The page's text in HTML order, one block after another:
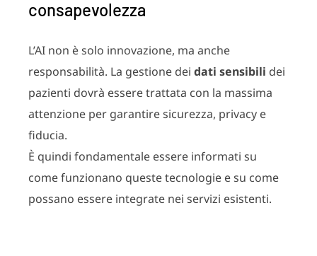
consapevolezza
L’AI non è solo innovazione, ma anche
responsabilità. La gestione dei dati sensibili dei
pazienti dovrà essere trattata con la massima
attenzione per garantire sicurezza, privacy e
fiducia.
È quindi fondamentale essere informati su
come funzionano queste tecnologie e su come
possano essere integrate nei servizi esistenti.